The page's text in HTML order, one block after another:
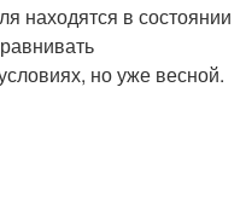
находятся в состоянии
но уже весной.